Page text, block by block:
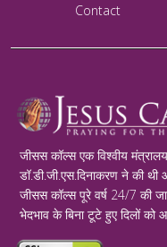
Contact
जीसस कॉल्स एक विश्वीय
डॉ.डी.जी.एस.दिनाकरण ने की
जीसस कॉल्स पूरे वर्ष 24/7 की
भेदभाव के बिना टूटे हुए दिलों